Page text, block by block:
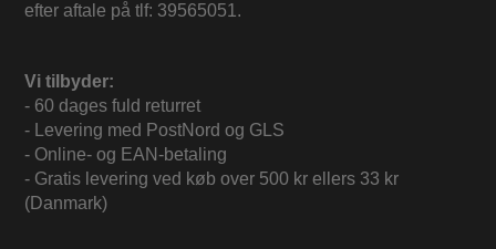
efter aftale på tlf: 39565051.
Vi tilbyder:
- 60 dages fuld returret
- Levering med PostNord og GLS
- Online- og EAN-betaling
- Gratis levering ved køb over 500 kr ellers 33 kr
(Danmark)